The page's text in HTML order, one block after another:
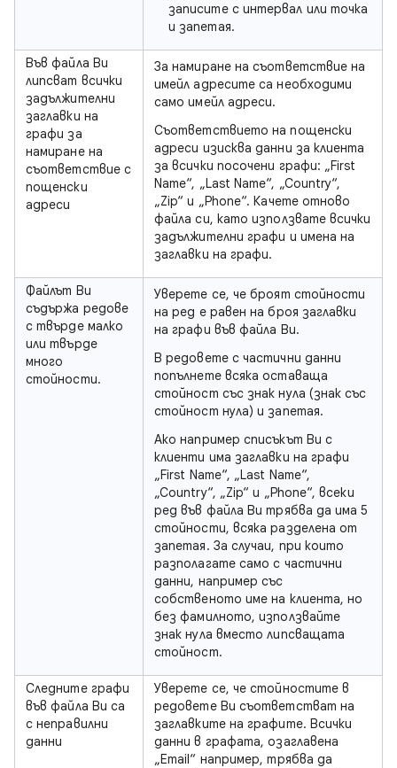
записите с интервал или точка
и запетая.
Във файла Ви
липсват всички
задължителни
заглавки на
графи за
намиране на
съответствие с
пощенски
адреси
За намиране на съответствие на
имейл адресите са необходими
само имейл адреси.
Съответствието на пощенски
адреси изисква данни за клиента
за всички посочени графи: „First
Name“, „Last Name“, „Country“,
„Zip“ и „Phone“. Качете отново
файла си, като използвате всички
задължителни графи и имена на
заглавки на графи.
Файлът Ви
съдържа редове
с твърде малко
или твърде
много
стойности.
Уверете се, че броят стойности
на ред е равен на броя заглавки
на графи във файла Ви.
В редовете с частични данни
попълнете всяка оставаща
стойност със знак нула (знак със
стойност нула) и запетая.
Ако например списъкът Ви с
клиенти има заглавки на графи
„First Name“, „Last Name“,
„Country“, „Zip“ и „Phone“, всеки
ред във файла Ви трябва да има 5
стойности, всяка разделена от
запетая. За случаи, при които
разполагате само с частични
данни, например със
собственото име на клиента, но
без фамилното, използвайте
знак нула вместо липсващата
стойност.
Следните графи
във файла Ви са
с неправилни
данни
Уверете се, че стойностите в
редовете Ви съответстват на
заглавките на графите. Всички
данни в графата, озаглавена
„Email“ например, трябва да